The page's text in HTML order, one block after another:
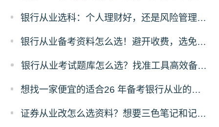
银行从业选科：个人理财好，还是风险管理更有前途？
银行从业备考资料怎么选！避开收费，选免费资料，省太多！
银行从业考试题库怎么选？找准工具高效备考！
想找一家便宜的适合26 年备考银行从业的刷题题库，求推荐！
证券从业改怎么选资料？想要三色笔记和记忆口诀资料哪里有？